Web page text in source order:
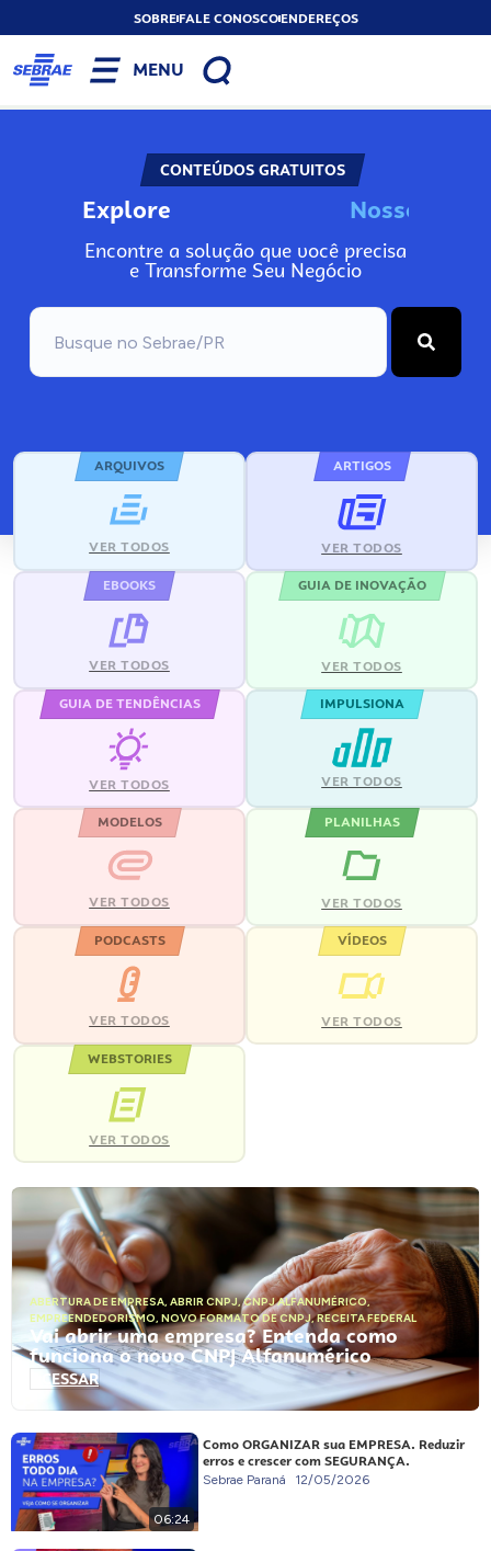
SOBREFALE CONOSCOENDEREÇOS
MENU
CONTEÚDOS GRATUITOS
Explore Noss
Encontre a solução que você precisa
e Transforme Seu Negócio
ARQUIVOS
VER TODOS
ARTIGOS
VER TODOS
EBOOKS
VER TODOS
GUIA DE INOVAÇÃO
VER TODOS
GUIA DE TENDÊNCIAS
VER TODOS
IMPULSIONA
VER TODOS
MODELOS
VER TODOS
PLANILHAS
VER TODOS
PODCASTS
VER TODOS
VÍDEOS
VER TODOS
WEBSTORIES
VER TODOS
ABERTURA DE EMPRESA, ABRIR CNPJ,CNPJ ALFANUMÉRICO,
EMPREENDEDORISMO, NOVO FORMATO DE CNPJ,RECEITA FEDERAL
Vai abrir uma empresa? Entenda como
funciona o novo CNPJ Alfanumérico
ACESSAR
06:24
Como ORGANIZAR sua EMPRESA. Reduzir
erros e crescer com SEGURANÇA.
Sebrae Paraná 12/05/2026